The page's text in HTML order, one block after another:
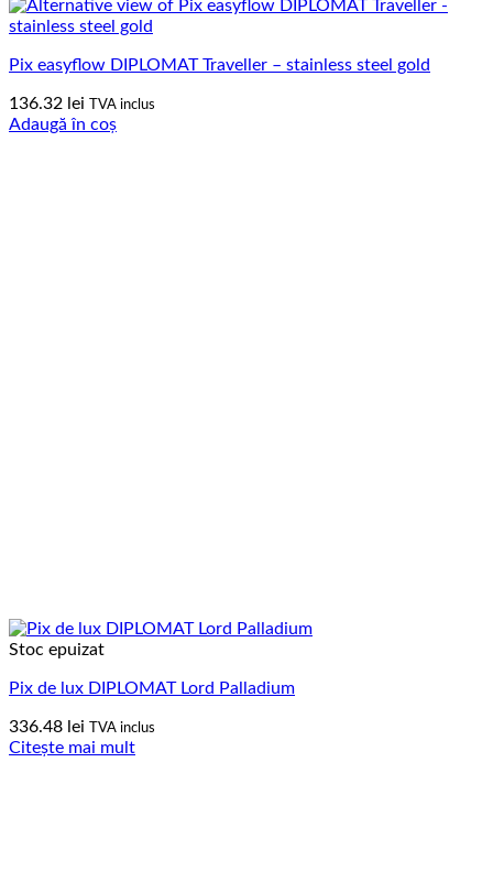
Pix easyflow DIPLOMAT Traveller – stainless steel gold
136.32 lei TVA inclus
Adaugă în coș
Stoc epuizat
Pix de lux DIPLOMAT Lord Palladium
336.48 lei TVA inclus
Citește mai mult